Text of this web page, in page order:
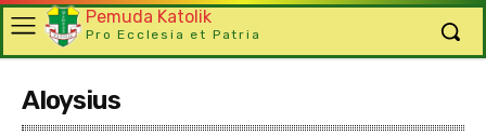
Pemuda Katolik
Pro Ecclesia et Patria
Aloysius